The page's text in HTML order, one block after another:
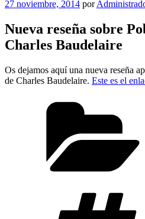
Publicado
27 noviembre, 2014 por
Nueva reseña sobre
Charles Baudelaire
Os dejamos aquí una nueva reseña
de Charles Baudelaire. Este es el